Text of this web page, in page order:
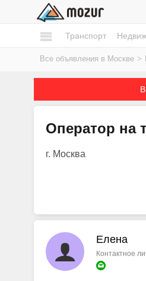
Транспорт
Все объявления в Москве >
Оператор на
г. Москва
Елена
Контактное